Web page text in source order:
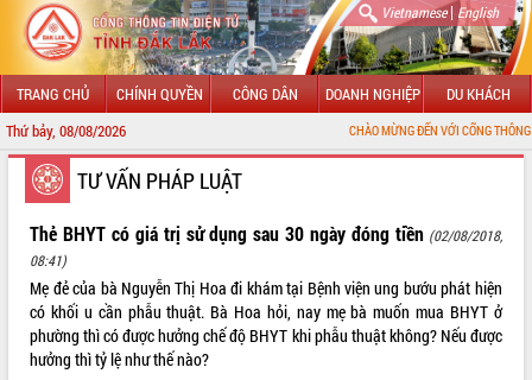
Vietnamese| English
TRANG CHỦ CHÍNH QUYỀN CÔNG DÂN DOANH NGHIỆP DU KHÁCH
Thứ bảy, 08/08/2026 CHÀO MỪNG ĐẾN VỚI CỔNG THÔNG TIN
GIỚI THIỆU
LÃNH ĐẠO UBND TỈNH
TIN TỨC SỰ KIỆN
SỞ, BAN, NGÀNH
UBND CÁC XÃ, PHƯỜNG
TƯ VẤN PHÁP LUẬT
Thẻ BHYT có giá trị sử dụng sau 30 ngày đóng tiền (02/08/2018,
08:41)
Mẹ đẻ của bà Nguyễn Thị Hoa đi khám tại Bệnh viện ung bướu phát hiện
có khối u cần phẫu thuật. Bà Hoa hỏi, nay mẹ bà muốn mua BHYT ở
phường thì có được hưởng chế độ BHYT khi phẫu thuật không? Nếu được
hưởng thì tỷ lệ như thế nào?